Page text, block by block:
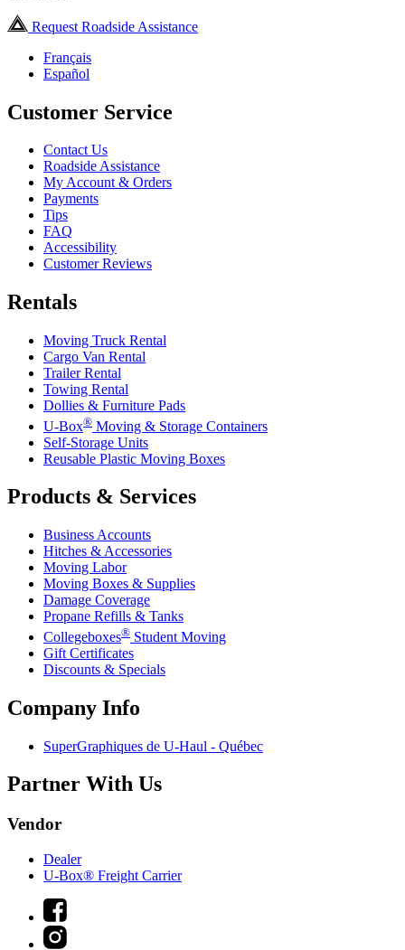
Request Roadside Assistance
Français
Español
Customer Service
Contact Us
Roadside Assistance
My Account & Orders
Payments
Tips
FAQ
Accessibility
Customer Reviews
Rentals
Moving Truck Rental
Cargo Van Rental
Trailer Rental
Towing Rental
Dollies & Furniture Pads
U-Box® Moving & Storage Containers
Self-Storage Units
Reusable Plastic Moving Boxes
Products & Services
Business Accounts
Hitches & Accessories
Moving Labor
Moving Boxes & Supplies
Damage Coverage
Propane Refills & Tanks
Collegeboxes® Student Moving
Gift Certificates
Discounts & Specials
Company Info
SuperGraphiques de U-Haul - Québec
Partner With Us
Vendor
Dealer
U-Box® Freight Carrier